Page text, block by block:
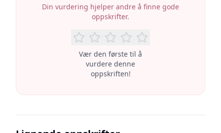
Din vurdering hjelper andre å finne gode
oppskrifter.
Vær den første til å
vurdere denne
oppskriften!